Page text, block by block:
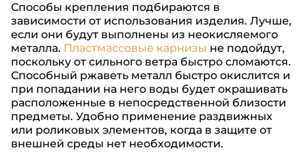
Способы крепления подбираются в
зависимости от использования изделия. Лучше,
если они будут выполнены из неокисляемого
металла. Пластмассовые карнизы не подойдут,
поскольку от сильного ветра быстро сломаются.
Способный ржаветь металл быстро окислится и
при попадании на него воды будет окрашивать
расположенные в непосредственной близости
предметы. Удобно применение раздвижных
или роликовых элементов, когда в защите от
внешней среды нет необходимости.